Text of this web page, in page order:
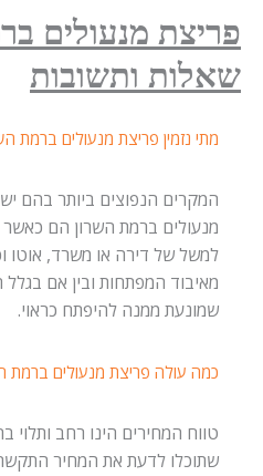
פריצת מנעולים
שאלות ותשובות
מתי נזמין פריצת מנעולים ברמת
המקרים הנפוצים ביותר בהם יש
מנעולים ברמת השרון הם
למשל של דירה או משרד, אוטו
מאיבוד המפתחות ובין אם
שמונעת ממנה להיפתח כראוי.
כמה עולה פריצת מנעולים ברמת
טווח המחירים הינו רחב ותלוי
שתוכלו לדעת את המחיר התקשרו: 050-8090-